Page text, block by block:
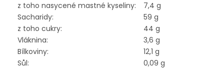
z toho nasycené mastné kyseliny:
7,4 g
Sacharidy:
59 g
z toho cukry:
44 g
Vláknina:
3,6 g
Bílkoviny:
12,1 g
Sůl:
0,09 g